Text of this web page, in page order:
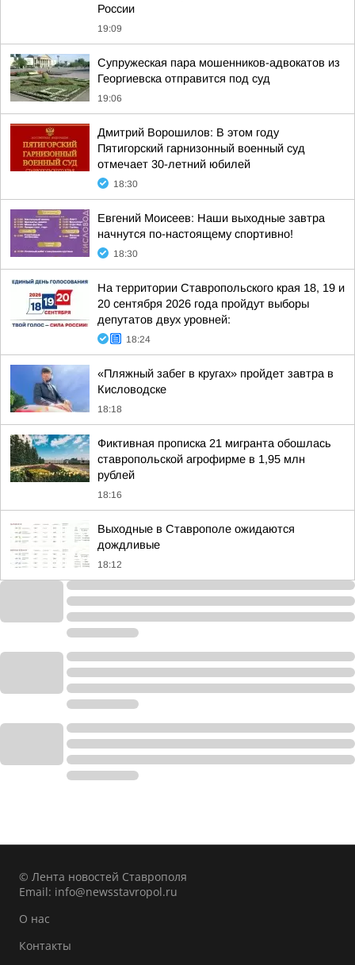
России
19:09
Супружеская пара мошенников-адвокатов из
Георгиевска отправится под суд
19:06
Дмитрий Ворошилов: В этом году
Пятигорский гарнизонный военный суд
отмечает 30-летний юбилей
18:30
Евгений Моисеев: Наши выходные завтра
начнутся по-настоящему спортивно!
18:30
На территории Ставропольского края 18, 19 и
20 сентября 2026 года пройдут выборы
депутатов двух уровней:
18:24
«Пляжный забег в кругах» пройдет завтра в
Кисловодске
18:18
Фиктивная прописка 21 мигранта обошлась
ставропольской агрофирме в 1,95 млн
рублей
18:16
Выходные в Ставрополе ожидаются
дождливые
18:12
© Лента новостей Ставрополя
Email: info@newsstavropol.ru
О нас
Контакты